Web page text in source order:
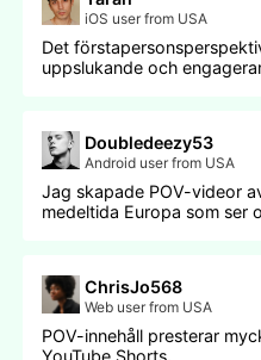
iOS user from USA
Det
uppslukande och
Doubledeezy53
Android user from USA
Jag skapade POV-videor
medeltida Europa som ser
ChrisJo568
Web user from USA
POV-innehåll presterar
YouTube Shorts.